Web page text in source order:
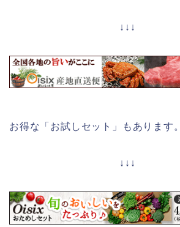
↓↓↓
お得な「お試しセット」もあります。
↓↓↓